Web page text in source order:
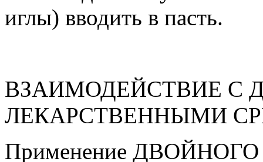
иглы) вводить в пасть.
ВЗАИМОДЕЙСТВИЕ С
ЛЕКАРСТВЕННЫМИ
Применение